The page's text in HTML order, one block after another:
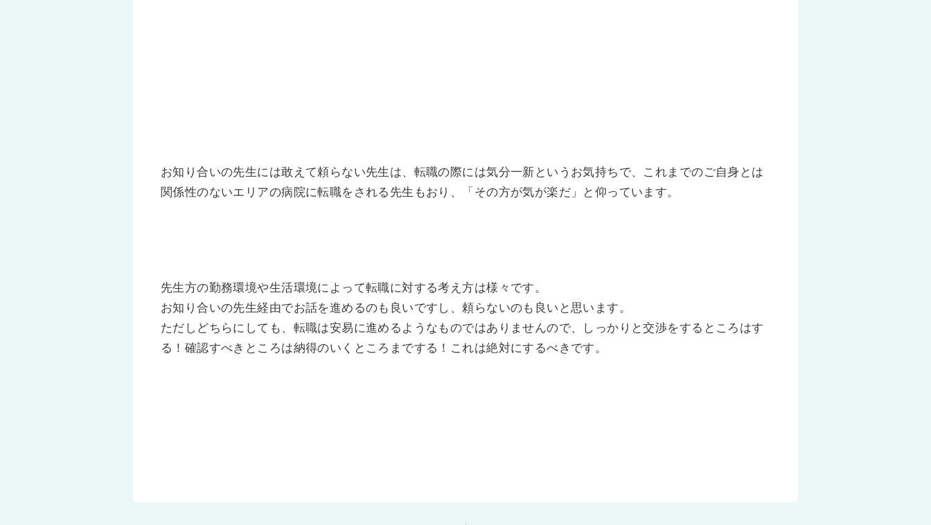
お知り合いの先生には敢えて頼らない先生は、転職の際には気分一新というお気持ちで、これまでのご自身とは
関係性のないエリアの病院に転職をされる先生もおり、「その方が気が楽だ」と仰っています。
先生方の勤務環境や生活環境によって転職に対する考え方は様々です。
お知り合いの先生経由でお話を進めるのも良いですし、頼らないのも良いと思います。
ただしどちらにしても、転職は安易に進めるようなものではありませんので、しっかりと交渉をするところはす
る！確認すべきところは納得のいくところまでする！これは絶対にするべきです。